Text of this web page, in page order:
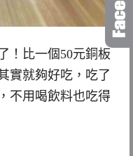
！比一個50元銅板
實就夠好吃，吃了
不用喝飲料也吃得